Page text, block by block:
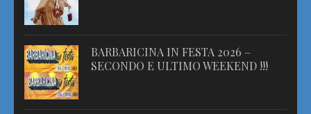
BARBARICINA IN FESTA 2026 –
SECONDO E ULTIMO WEEKEND !!!